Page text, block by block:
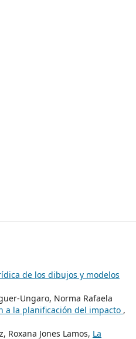
de los dibujos y modelos
Ungaro, Norma Rafaela
a la planificación del impacto ,
Roxana Jones Lamos, La